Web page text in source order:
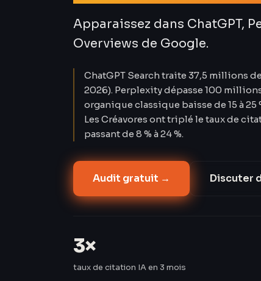
Apparaissez dans ChatGPT,
Overviews de Google.
ChatGPT Search traite 37,5 millions
2026). Perplexity dépasse 100
organique classique baisse de 15 à
Les Créavores ont triplé le taux de
passant de 8 % à 24 %.
Audit gratuit → Discuter
3×
taux de citation IA en 3 mois